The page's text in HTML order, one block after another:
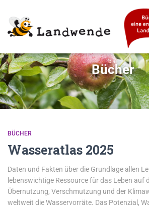
Bücher
BÜCHER
Wasseratlas 2025
Daten und Fakten über die Grundlage allen
lebenswichtige Ressource für das Leben auf
Übernutzung, Verschmutzung und der
weltweit die Wasservorräte. Das Potenzial,